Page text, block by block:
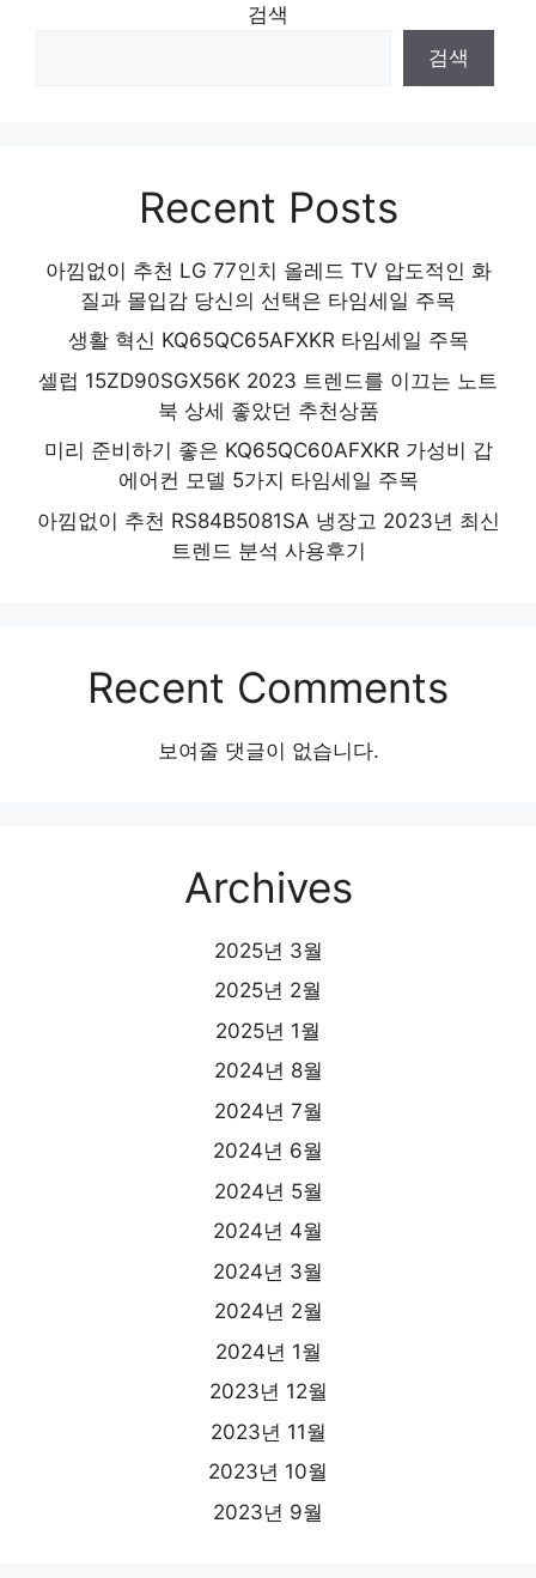
검색
검색
Recent Posts
아낌없이 추천 LG 77인치 올레드 TV 압도적인 화
질과 몰입감 당신의 선택은 타임세일 주목
생활 혁신 KQ65QC65AFXKR 타임세일 주목
셀럽 15ZD90SGX56K 2023 트렌드를 이끄는 노트
북 상세 좋았던 추천상품
미리 준비하기 좋은 KQ65QC60AFXKR 가성비 갑
에어컨 모델 5가지 타임세일 주목
아낌없이 추천 RS84B5081SA 냉장고 2023년 최신
트렌드 분석 사용후기
Recent Comments
보여줄 댓글이 없습니다.
Archives
2025년 3월
2025년 2월
2025년 1월
2024년 8월
2024년 7월
2024년 6월
2024년 5월
2024년 4월
2024년 3월
2024년 2월
2024년 1월
2023년 12월
2023년 11월
2023년 10월
2023년 9월